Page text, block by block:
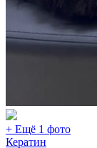
+ Ещё 1 фото
Кератин